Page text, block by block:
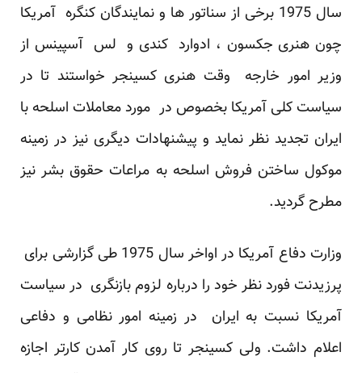
سال 1975 برخی از سناتور ها و نمایندگان کنگره آمریکا
چون هنری جکسون ، ادوارد کندی و لس آسپینس از
وزیر امور خارجه وقت هنری کسینجر خواستند تا در
سیاست کلی آمریکا بخصوص در مورد معاملات اسلحه با
ایران تجدید نظر نماید و پیشنهادات دیگری نیز در زمینه
موکول ساختن فروش اسلحه به مراعات حقوق بشر نیز
مطرح گردید.
وزارت دفاع آمریکا در اواخر سال 1975 طی گزارشی برای
پرزیدنت فورد نظر خود را درباره لزوم بازنگری در سیاست
آمریکا نسبت به ایران در زمینه امور نظامی و دفاعی
اعلام داشت. ولی کسینجر تا روی کار آمدن کارتر اجازه